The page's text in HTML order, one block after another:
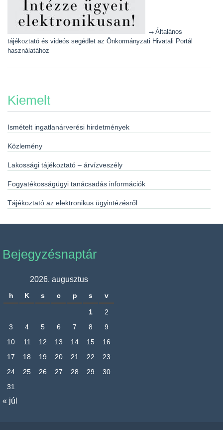
→ Általános
tájékoztató és videós segédlet az Önkormányzati Hivatali Portál
használatához
Kiemelt
Ismételt ingatlanárverési hirdetmények
Közlemény
Lakossági tájékoztató – árvízveszély
Fogyatékosságügyi tanácsadás információk
Tájékoztató az elektronikus ügyintézésről
Bejegyzésnaptár
2026. augusztus
h K s c p s v
1
2
3
4 5 6 7 8
9
10
11 12 13 14 15
16
17
18 19 20 21 22
23
24
25 26 27 28 29
30
31
« júl